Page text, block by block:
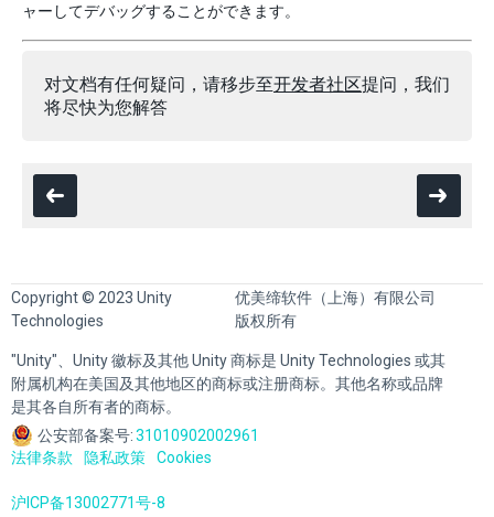
ャーしてデバッグすることができます。
对文档有任何疑问，请移步至开发者社区提问，我们
将尽快为您解答
Copyright © 2023 Unity
Technologies
优美缔软件（上海）有限公司
版权所有
"Unity"、Unity 徽标及其他 Unity 商标是 Unity Technologies 或其
附属机构在美国及其他地区的商标或注册商标。其他名称或品牌
是其各自所有者的商标。
公安部备案号:31010902002961
法律条款
隐私政策 Cookies
沪ICP备13002771号-8